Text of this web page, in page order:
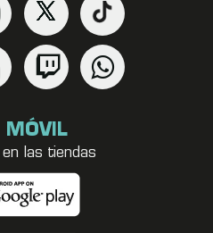
MÓVIL
las tiendas